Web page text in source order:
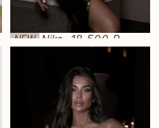
NEW Nika 18 500 ₽